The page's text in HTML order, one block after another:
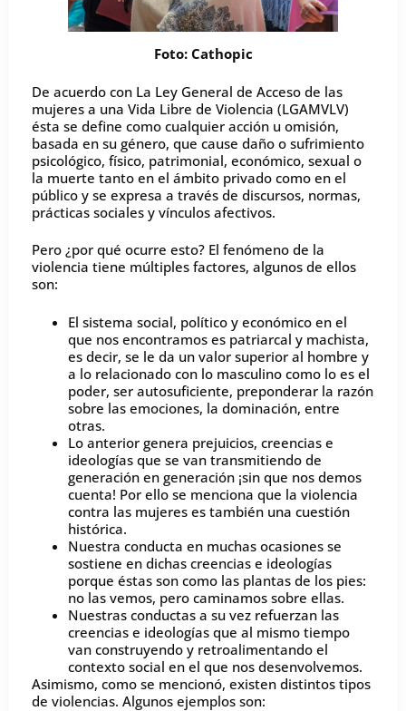
Foto: Cathopic
De acuerdo con La Ley General de Acceso de las
mujeres a una Vida Libre de Violencia (LGAMVLV)
ésta se define como cualquier acción u omisión,
basada en su género, que cause daño o sufrimiento
psicológico, físico, patrimonial, económico, sexual o
la muerte tanto en el ámbito privado como en el
público y se expresa a través de discursos, normas,
prácticas sociales y vínculos afectivos.
Pero ¿por qué ocurre esto? El fenómeno de la
violencia tiene múltiples factores, algunos de ellos
son:
El sistema social, político y económico en el
que nos encontramos es patriarcal y machista,
es decir, se le da un valor superior al hombre y
a lo relacionado con lo masculino como lo es el
poder, ser autosuficiente, preponderar la razón
sobre las emociones, la dominación, entre
otras.
Lo anterior genera prejuicios, creencias e
ideologías que se van transmitiendo de
generación en generación ¡sin que nos demos
cuenta! Por ello se menciona que la violencia
contra las mujeres es también una cuestión
histórica.
Nuestra conducta en muchas ocasiones se
sostiene en dichas creencias e ideologías
porque éstas son como las plantas de los pies:
no las vemos, pero caminamos sobre ellas.
Nuestras conductas a su vez refuerzan las
creencias e ideologías que al mismo tiempo
van construyendo y retroalimentando el
contexto social en el que nos desenvolvemos.
Asimismo, como se mencionó, existen distintos tipos
de violencias. Algunos ejemplos son: